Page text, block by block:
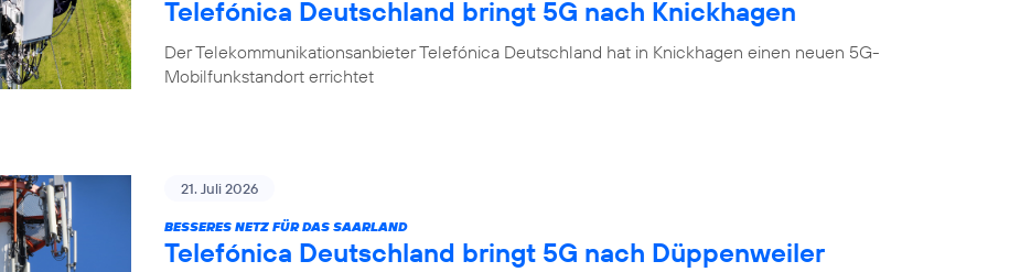
Telefónica Deutschland bringt 5G nach Knickhagen
Der Telekommunikationsanbieter Telefónica Deutschland hat in Knickhagen einen neuen 5G-
Mobilfunkstandort errichtet
21. Juli 2026
BESSERES NETZ FÜR DAS SAARLAND
Telefónica Deutschland bringt 5G nach Düppenweiler